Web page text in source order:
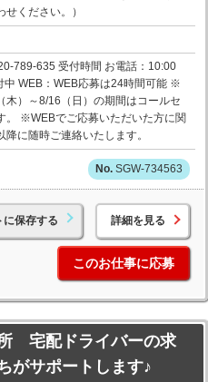
ください。）
789-635 受付時間 お電話：10:00
WEB：WEB応募は24時間可能 ※
木）～8/16（日）の期間はコールセ
。 ※WEBでご応募いただいた方に関
に随時ご連絡いたします。
SGW-734563
に保存する 詳細を見る
このお仕事に応募
宅配ドライバーの求
がサポートします♪